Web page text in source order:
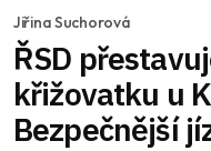
Jiřina Suchorová
ŘSD
křižovatku u
Bezpečnější